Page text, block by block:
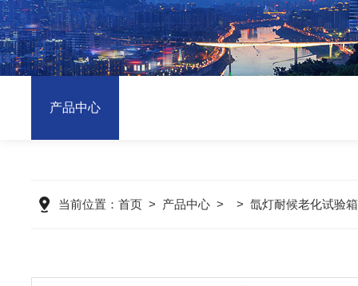
产品中心
当前位置： 首页 > 产品中心 > > 氙灯耐候老化试验箱